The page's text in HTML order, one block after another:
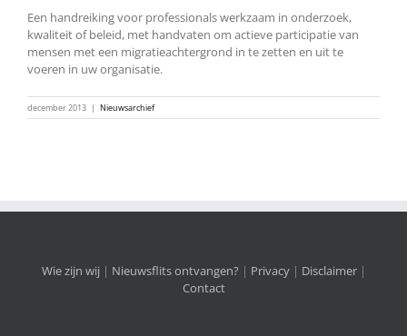
Een handreiking voor professionals werkzaam in onderzoek,
kwaliteit of beleid, met handvaten om actieve participatie van
mensen met een migratieachtergrond in te zetten en uit te
voeren in uw organisatie.
december 2013 | Nieuwsarchief
Wie zijn wij | Nieuwsflits ontvangen? | Privacy| Disclaimer|
Contact